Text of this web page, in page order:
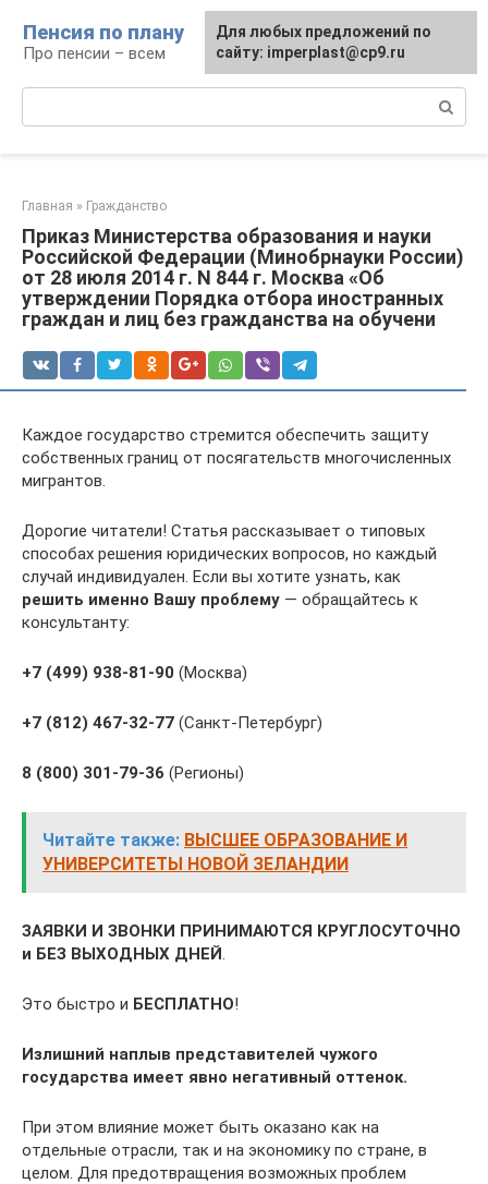
контенту
Пенсия по плану
Про пенсии – всем
Главная » Гражданство
Приказ Министерства образования и науки
Российской Федерации (Минобрнауки России)
от 28 июля 2014 г. N 844 г. Москва «Об
утверждении Порядка отбора иностранных
граждан и лиц без гражданства на обучени
Каждое государство стремится обеспечить защиту
собственных границ от посягательств многочисленных
мигрантов.
Дорогие читатели! Статья рассказывает о типовых
способах решения юридических вопросов, но каждый
случай индивидуален. Если вы хотите узнать, как
решить именно Вашу проблему — обращайтесь к
консультанту:
+7 (499) 938-81-90 (Москва)
+7 (812) 467-32-77 (Санкт-Петербург)
8 (800) 301-79-36 (Регионы)
Читайте также: ВЫСШЕЕ ОБРАЗОВАНИЕ И
УНИВЕРСИТЕТЫ НОВОЙ ЗЕЛАНДИИ
ЗАЯВКИ И ЗВОНКИ ПРИНИМАЮТСЯ КРУГЛОСУТОЧНО
и БЕЗ ВЫХОДНЫХ ДНЕЙ.
Это быстро и БЕСПЛАТНО!
Излишний наплыв представителей чужого
государства имеет явно негативный оттенок.
При этом влияние может быть оказано как на
отдельные отрасли, так и на экономику по стране, в
целом. Для предотвращения возможных проблем
Для любых предложений по
сайту: imperplast@cp9.ru